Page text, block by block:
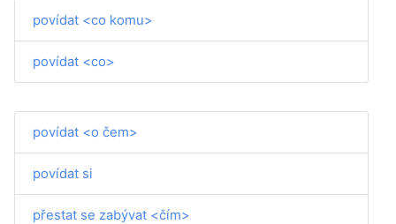
povídat <co komu>
povídat <co>
povídat <o čem>
povídat si
přestat se zabývat <čím>